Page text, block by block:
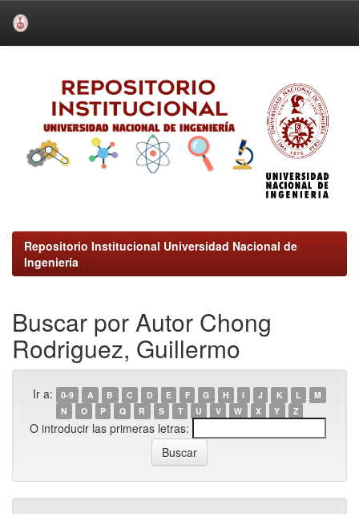
Repositorio Institucional Universidad Nacional de
Ingeniería
Buscar por Autor Chong
Rodriguez, Guillermo
Ir a: 0-9 A B C D E F G H I J K L
M
N
O P Q R S T U V W X Y Z
O introducir las primeras letras: